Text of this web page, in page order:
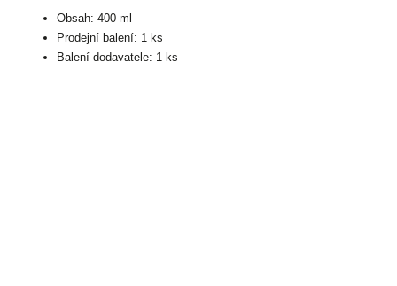
Obsah: 400 ml
Prodejní balení: 1 ks
Balení dodavatele: 1 ks